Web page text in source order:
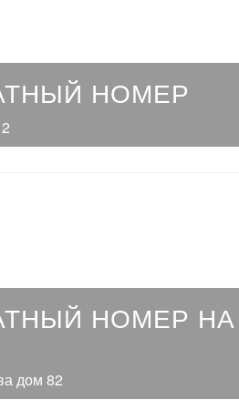
НОМЕР
НОМЕР НА
дом 82